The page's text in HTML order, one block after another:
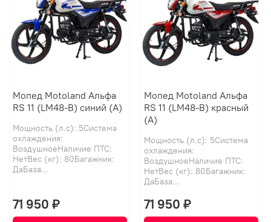
Мопед Motoland Альфа
RS 11 (LM48-B) синий (А)
Мощность (л.с): 5Система
охлаждения:
ВоздушноеНаличие ПТС:
НетВес (кг): 80Багажник:
ДаБаза...
71 950 ₽
Мопед Motoland Альфа
RS 11 (LM48-B) красный
(А)
Мощность (л.с): 5Система
охлаждения:
ВоздушноеНаличие ПТС:
НетВес (кг): 80Багажник:
ДаБаза...
71 950 ₽